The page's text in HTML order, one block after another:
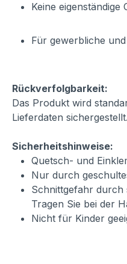
Keine
Für gewerbliche
Rückverfolgbarkeit:
Das Produkt wird
Lieferdaten sichergestellt.
Sicherheitshinweise:
Quetsch- und
Nur durch
Schnittgefahr durch
Tragen Sie bei der
Nicht für Kinder